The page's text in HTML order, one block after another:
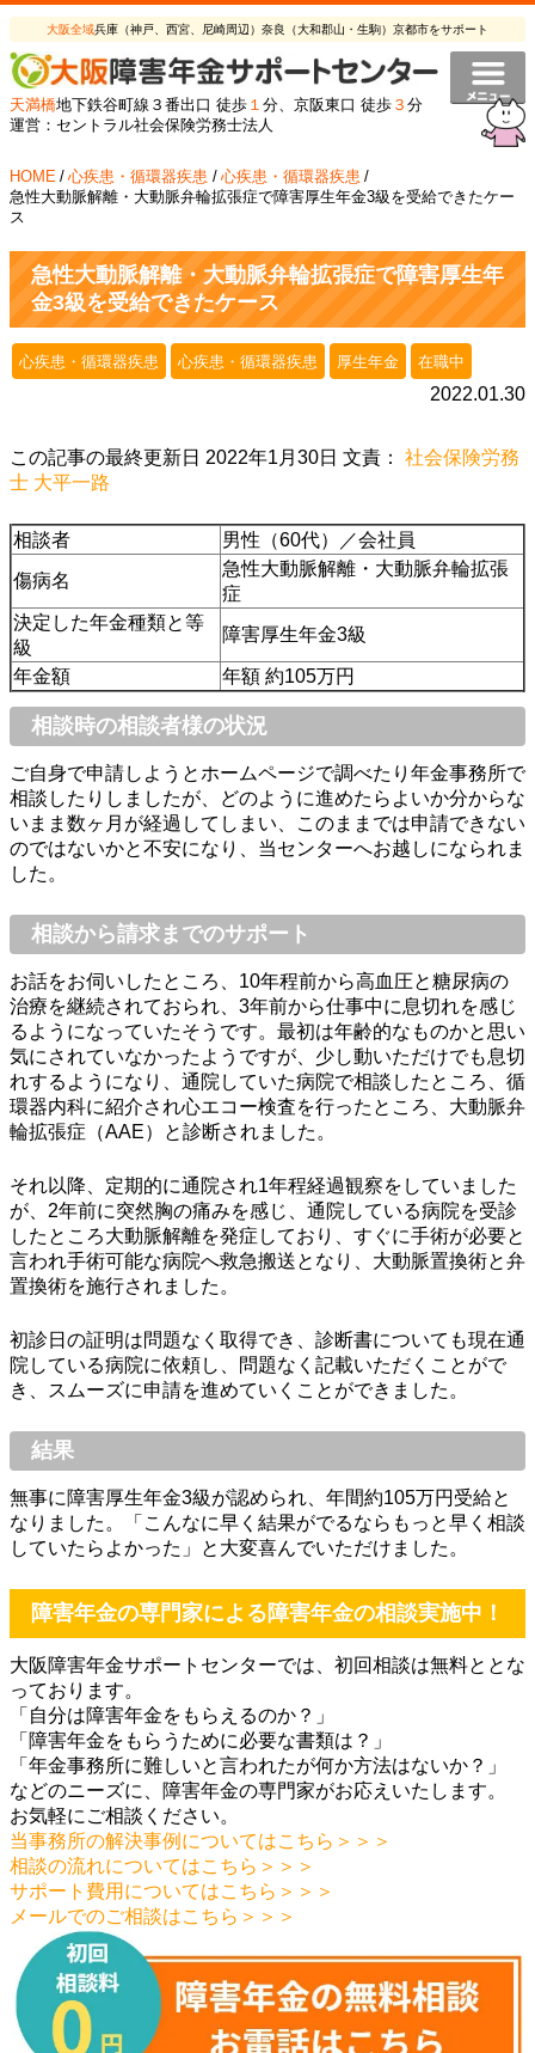
大阪全域兵庫（神戸、西宮、尼崎周辺）奈良（大和郡山・生駒）京都市をサポート
天満橋地下鉄谷町線３番出口 徒歩 １ 分、京阪東口 徒歩 ３ 分
運営：セントラル社会保険労務士法人
HOME / 心疾患・循環器疾患 / 心疾患・循環器疾患 /
急性大動脈解離・大動脈弁輪拡張症で障害厚生年金3級を受給できたケー
ス
急性大動脈解離・大動脈弁輪拡張症で障害厚生年
金3級を受給できたケース
心疾患・循環器疾患 心疾患・循環器疾患 厚生年金 在職中
2022.01.30
この記事の最終更新日 2022年1月30日 文責： 社会保険労務
士 大平一路
相談者
男性（60代）／会社員
傷病名
急性大動脈解離・大動脈弁輪拡張
症
決定した年金種類と等
級
障害厚生年金3級
年金額 年額 約105万円
相談時の相談者様の状況
ご自身で申請しようとホームページで調べたり年金事務所で
相談したりしましたが、どのように進めたらよいか分からな
いまま数ヶ月が経過してしまい、このままでは申請できない
のではないかと不安になり、当センターへお越しになられま
した。
相談から請求までのサポート
お話をお伺いしたところ、10年程前から高血圧と糖尿病の
治療を継続されておられ、3年前から仕事中に息切れを感じ
るようになっていたそうです。最初は年齢的なものかと思い
気にされていなかったようですが、少し動いただけでも息切
れするようになり、通院していた病院で相談したところ、循
環器内科に紹介され心エコー検査を行ったところ、大動脈弁
輪拡張症（AAE）と診断されました。
それ以降、定期的に通院され1年程経過観察をしていました
が、2年前に突然胸の痛みを感じ、通院している病院を受診
したところ大動脈解離を発症しており、すぐに手術が必要と
言われ手術可能な病院へ救急搬送となり、大動脈置換術と弁
置換術を施行されました。
初診日の証明は問題なく取得でき、診断書についても現在通
院している病院に依頼し、問題なく記載いただくことがで
き、スムーズに申請を進めていくことができました。
結果
無事に障害厚生年金3級が認められ、年間約105万円受給と
なりました。「こんなに早く結果がでるならもっと早く相談
していたらよかった」と大変喜んでいただけました。
障害年金の専門家による障害年金の相談実施中！
大阪障害年金サポートセンターでは、初回相談は無料ととな
っております。
「自分は障害年金をもらえるのか？」
「障害年金をもらうために必要な書類は？」
「年金事務所に難しいと言われたが何か方法はないか？」
などのニーズに、障害年金の専門家がお応えいたします。
お気軽にご相談ください。
当事務所の解決事例についてはこちら＞＞＞
相談の流れについてはこちら＞＞＞
サポート費用についてはこちら＞＞＞
メールでのご相談はこちら＞＞＞